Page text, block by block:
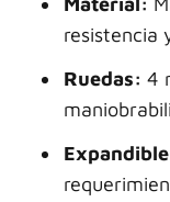
resistencia
Ruedas: 4